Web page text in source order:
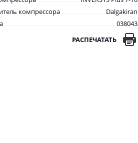
компрессора
Dalgakiran
038043
РАСПЕЧАТАТЬ